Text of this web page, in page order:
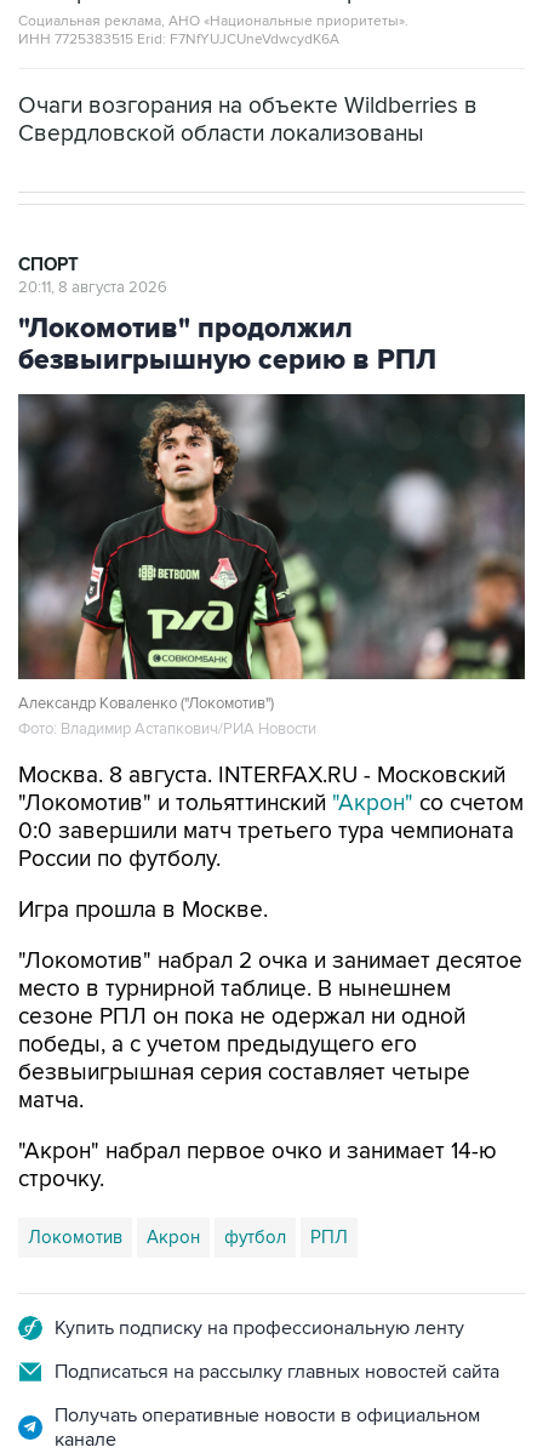
Социальная реклама, АНО «Национальные приоритеты».
ИНН 7725383515 Erid: F7NfYUJCUneVdwcydK6A
Очаги возгорания на объекте Wildberries в
Свердловской области локализованы
СПОРТ
20:11, 8 августа 2026
"Локомотив" продолжил
безвыигрышную серию в РПЛ
Александр Коваленко ("Локомотив")
Фото: Владимир Астапкович/РИА Новости
Москва. 8 августа. INTERFAX.RU - Московский
"Локомотив" и тольяттинский "Акрон" со счетом
0:0 завершили матч третьего тура чемпионата
России по футболу.
Игра прошла в Москве.
"Локомотив" набрал 2 очка и занимает десятое
место в турнирной таблице. В нынешнем
сезоне РПЛ он пока не одержал ни одной
победы, а с учетом предыдущего его
безвыигрышная серия составляет четыре
матча.
"Акрон" набрал первое очко и занимает 14-ю
строчку.
Локомотив Акрон футбол РПЛ
Купить подписку на профессиональную ленту
Подписаться на рассылку главных новостей сайта
Получать оперативные новости в официальном
канале